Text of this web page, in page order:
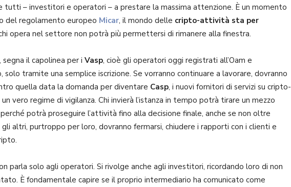
tutti – investitori e operatori – a prestare la massima attenzione. È un momento
del regolamento europeo Micar, il mondo delle cripto-attività sta per
opera nel settore non potrà più permettersi di rimanere alla finestra.
il capolinea per i Vasp, cioè gli operatori oggi registrati all’Oam e
tramite una semplice iscrizione. Se vorranno continuare a lavorare, dovranno
quella data la domanda per diventare Casp, i nuovi fornitori di servizi su cripto-
vero regime di vigilanza. Chi invierà l’istanza in tempo potrà tirare un mezzo
potrà proseguire l’attività fino alla decisione finale, anche se non oltre
altri, purtroppo per loro, dovranno fermarsi, chiudere i rapporti con i clienti e
parla solo agli operatori. Si rivolge anche agli investitori, ricordando loro di non
È fondamentale capire se il proprio intermediario ha comunicato come